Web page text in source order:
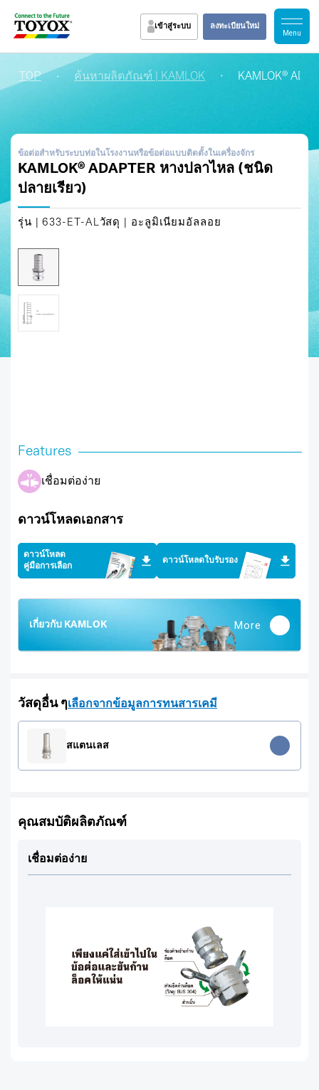
เข้าสู่ระบบ ลงทะเบียนใหม่
TOP ・ ค้นหาผลิตภัณฑ์ | KAMLOK ・ KAMLOK®
ข้อต่อสำหรับระบบท่อในโรงงานหรือข้อต่อแบบติดตั้งในเครื่องจักร
KAMLOK® ADAPTER หางปลาไหล (ชนิด
ปลายเรียว)
รุ่น | 633-ET-ALวัสดุ | อะลูมิเนียมอัลลอย
Features
เชื่อมต่อง่าย
ดาวน์โหลดเอกสาร
ดาวน์โหลด
คู่มือการเลือก
ดาวน์โหลดใบรับรอง
เกี่ยวกับ KAMLOK More
วัสดุอื่น ๆเลือกจากข้อมูลการทนสารเคมี
สแตนเลส
คุณสมบัติผลิตภัณฑ์
เชื่อมต่อง่าย